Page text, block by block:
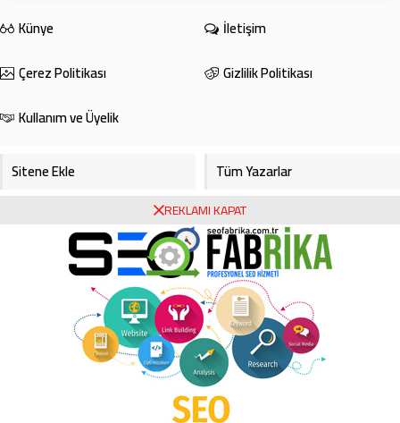
Künye
İletişim
Çerez Politikası
Gizlilik Politikası
Kullanım ve Üyelik
Sitene Ekle
Tüm Yazarlar
Foto Galeri
Video Galeri
Bursa Haberleri
Bursa Hava Durumu
Bursaspor
Ekonomi
Köşe Yazarları
REKLAMI KAPAT